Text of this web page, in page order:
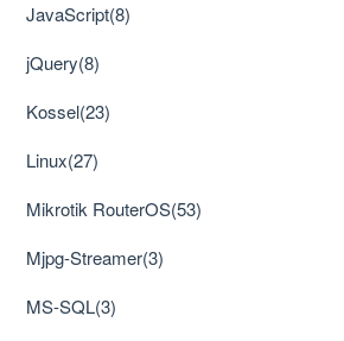
JavaScript(8)
jQuery(8)
Kossel(23)
Linux(27)
Mikrotik RouterOS(53)
Mjpg-Streamer(3)
MS-SQL(3)